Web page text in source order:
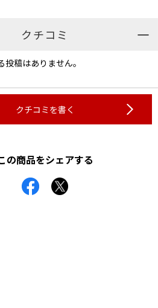
クチコミ
投稿はありません。
クチコミを書く
の商品をシェアする